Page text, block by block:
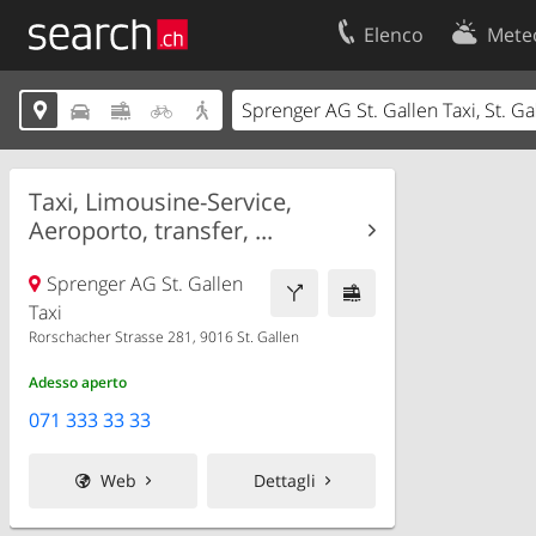
Elenco
    
Taxi, Limousine-Service,
Aeroporto, transfer, ...
Sprenger AG St. Gallen
Taxi
Rorschacher Strasse 281, 9016 St. Gallen
Adesso aperto
071 333 33 33
Web Dettagli
Il vostro profolio
Area clienti
Informazioni Legali
Contatti
Condizioni